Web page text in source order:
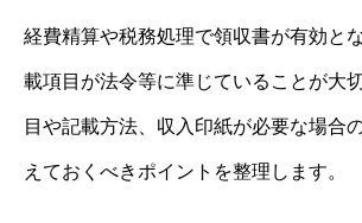
経費精算や税務処理で領収書が有効と
載項目が法令等に準じていることが大
目や記載方法、収入印紙が必要な場合
えておくべきポイントを整理します。